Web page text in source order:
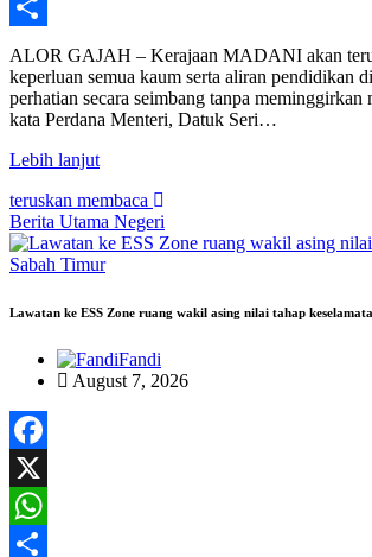
WhatsApp
Share
ALOR GAJAH – Kerajaan MADANI akan
keperluan semua kaum serta aliran pendidikan
perhatian secara seimbang tanpa meminggirkan
kata Perdana Menteri, Datuk Seri…
Lebih lanjut
teruskan membaca
Berita Utama Negeri
Lawatan ke ESS Zone ruang wakil asing nilai tahap
Fandi
August 7, 2026
Facebook
X
WhatsApp